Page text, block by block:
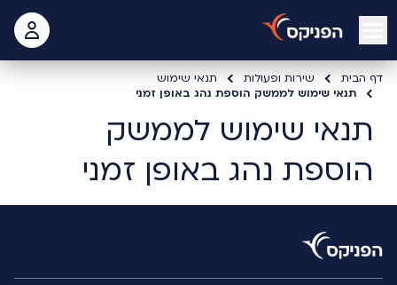
open mobile menu
דף הבית שירות ופעולות
תנאי שימוש
תנאי שימוש לממשק הוספת נהג באופן זמני
תנאי שימוש לממשק
הוספת נהג באופן זמני